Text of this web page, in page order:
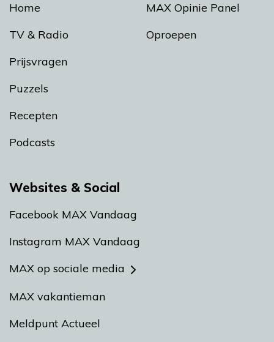
Home
TV & Radio
Prijsvragen
Puzzels
Recepten
Podcasts
MAX Opinie Panel
Oproepen
Websites & Social
Facebook MAX Vandaag
Instagram MAX Vandaag
MAX op sociale media
MAX vakantieman
Meldpunt Actueel